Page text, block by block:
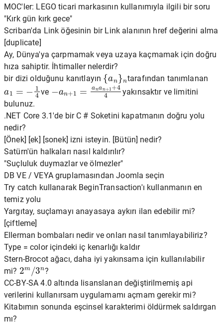
MOC'ler: LEGO ticari markasının kullanımıyla ilgili bir soru
"Kırk gün kırk gece"
Scriban'da Link öğesinin bir Link alanının href değerini alma
[duplicate]
Ay, Dünya'ya çarpmamak veya uzaya kaçmamak için doğru
hıza sahiptir. İhtimaller nelerdir?
bir dizi olduğunu kanıtlayın
{an}n
tarafından tanımlanan
4
ve
nan+1+44
yakınsaktır ve limitini
bulunuz.
.NET Core 3.1'de bir C # Soketini kapatmanın doğru yolu
nedir?
[Önek] [ek] [sonek] izni isteyin. [Bütün] nedir?
Satürn'ün halkaları nasıl kaldırılır?
"Suçluluk duymazlar ve ölmezler"
DB VE / VEYA gruplamasından Joomla seçin
Try catch kullanarak BeginTransaction'ı kullanmanın en
temiz yolu
Yargıtay, suçlamayı anayasaya aykırı ilan edebilir mi?
[çiftleme]
Ellerman bombaları nedir ve onları nasıl tanımlayabiliriz?
Type = color içindeki iç kenarlığı kaldır
Stern-Brocot ağacı, daha iyi yakınsama için kullanılabilir
mi?
2m/3n
?
CC-BY-SA 4.0 altında lisanslanan değiştirilmemiş api
verilerini kullanırsam uygulamamı açmam gerekir mi?
Kitabımın sonunda eşcinsel karakterimi öldürmek saldırgan
mı?